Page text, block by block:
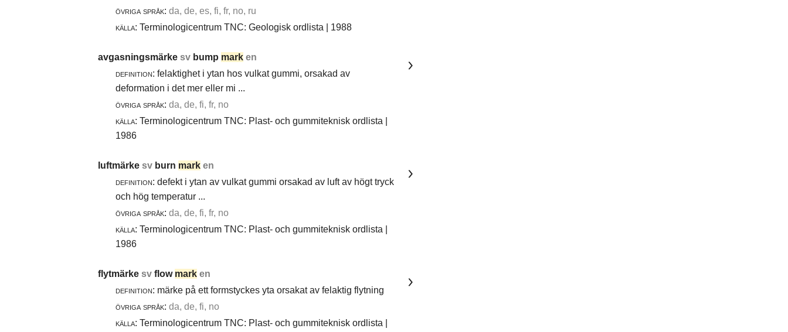
övriga språk: da, de, es, fi, fr, no, ru
källa: Terminologicentrum TNC: Geologisk ordlista | 1988
avgasningsmärke sv bump mark en
definition: felaktighet i ytan hos vulkat gummi, orsakad av
deformation i det mer eller mi ...
övriga språk: da, de, fi, fr, no
källa: Terminologicentrum TNC: Plast- och gummiteknisk ordlista |
1986
luftmärke sv burn mark en
definition: defekt i ytan av vulkat gummi orsakad av luft av högt tryck
och hög temperatur ...
övriga språk: da, de, fi, fr, no
källa: Terminologicentrum TNC: Plast- och gummiteknisk ordlista |
1986
flytmärke sv flow mark en
definition: märke på ett formstyckes yta orsakat av felaktig flytning
övriga språk: da, de, fi, no
källa: Terminologicentrum TNC: Plast- och gummiteknisk ordlista |